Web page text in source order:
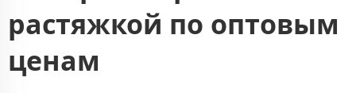
растяжкой по оптовым
ценам